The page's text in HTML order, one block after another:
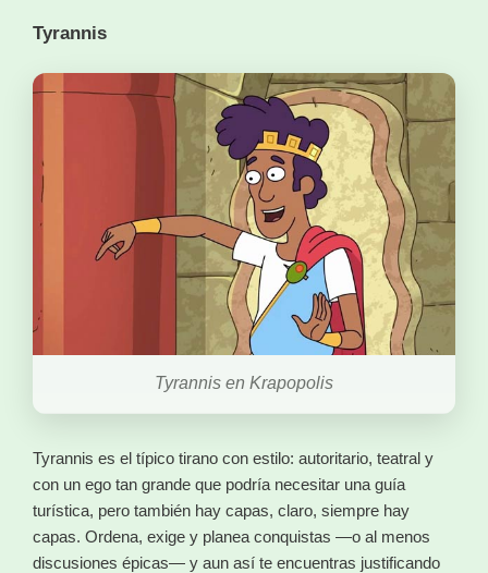
Tyrannis
Tyrannis en Krapopolis
Tyrannis es el típico tirano con estilo: autoritario, teatral y
con un ego tan grande que podría necesitar una guía
turística, pero también hay capas, claro, siempre hay
capas. Ordena, exige y planea conquistas —o al menos
discusiones épicas— y aun así te encuentras justificando